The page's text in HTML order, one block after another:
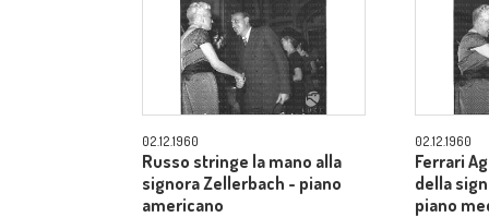
02.12.1960
Russo stringe la mano alla
signora Zellerbach - piano
americano
02.12.1960
Ferrari
della
piano